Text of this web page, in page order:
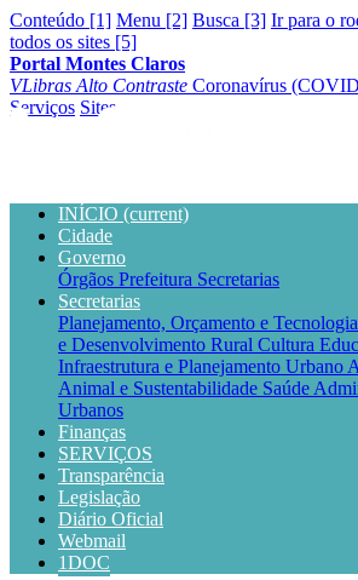
Conteúdo [1] Menu [2] Busca [3] Ir para o
todos os sites [5]
Portal Montes Claros
VLibras Alto Contraste Coronavírus
Serviços Sites
INÍCIO (current)
Cidade
Governo
Órgãos Prefeitura Secretarias
Secretarias
Planejamento, Orçamento e Tecnologia
e Desenvolvimento Rural Cultura
Infraestrutura e Planejamento Urbano
Animal e Sustentabilidade Saúde
Urbanos
Finanças
SERVIÇOS
Transparência
Legislação
Diário Oficial
Webmail
1DOC